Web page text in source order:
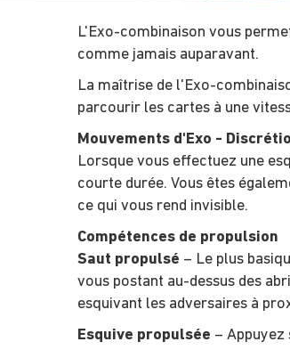
L'Exo-combinaison vous
comme jamais auparavant.
La maîtrise de l'Exo-
parcourir les cartes à une
Mouvements d'Exo -
Lorsque vous effectuez une
courte durée. Vous êtes
ce qui vous rend invisible.
Compétences de propulsion
Saut propulsé – Le plus
vous postant au-dessus des
esquivant les adversaires à
Esquive propulsée –